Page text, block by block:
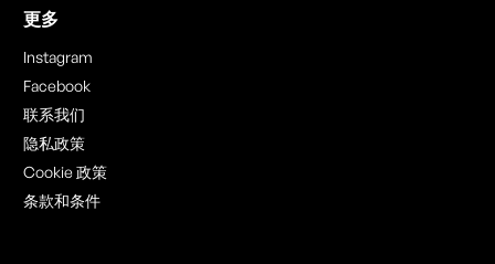
更多
Instagram
Facebook
联系我们
隐私政策
Cookie 政策
条款和条件